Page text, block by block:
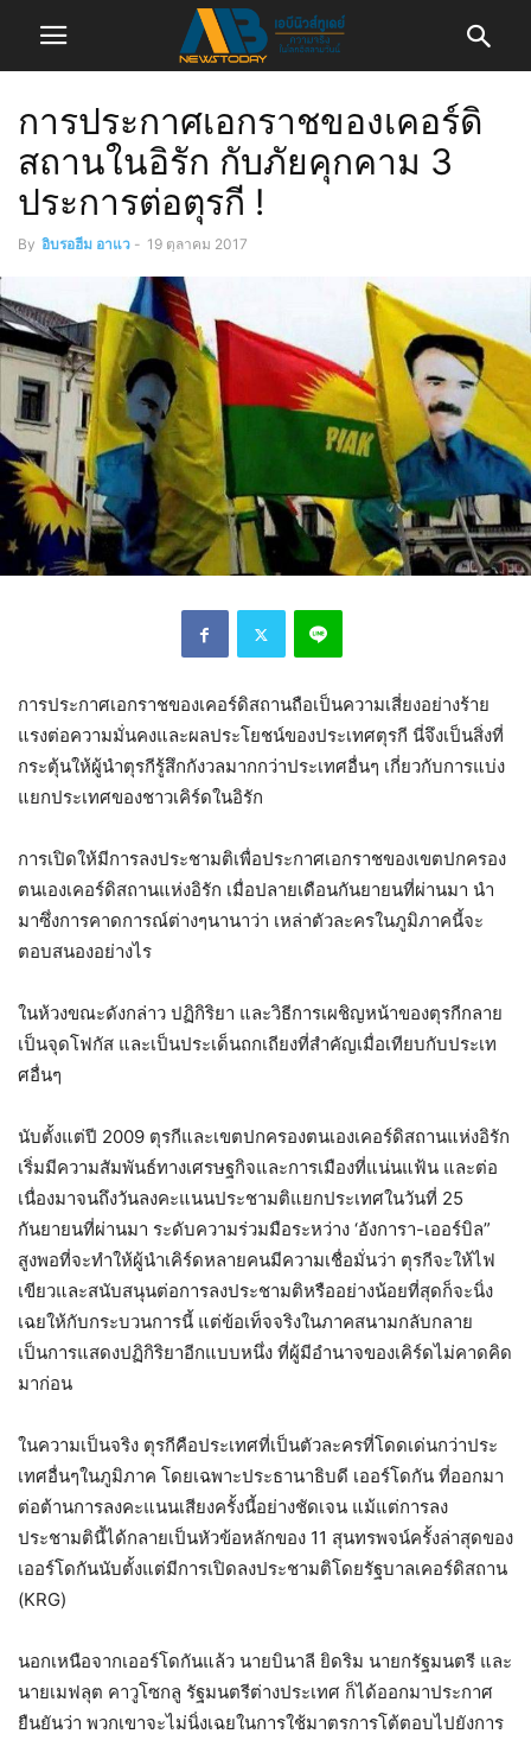
การประกาศเอกราชของเคอร์ดิ
สถานในอิรัก กับภัยคุกคาม 3
ประการต่อตุรกี !
By อิบรอฮีม อาแว - 19 ตุลาคม 2017
การประกาศเอกราชของเคอร์ดิสถานถือเป็นความเสี่ยงอย่างร้าย
แรงต่อความมั่นคงและผลประโยชน์ของประเทศตุรกี นี่จึงเป็นสิ่งที่
กระตุ้นให้ผู้นำตุรกีรู้สึกกังวลมากกว่าประเทศอื่นๆ เกี่ยวกับการแบ่ง
แยกประเทศของชาวเคิร์ดในอิรัก
การเปิดให้มีการลงประชามติเพื่อประกาศเอกราชของเขตปกครอง
ตนเองเคอร์ดิสถานแห่งอิรัก เมื่อปลายเดือนกันยายนที่ผ่านมา นำ
มาซึ่งการคาดการณ์ต่างๆนานาว่า เหล่าตัวละครในภูมิภาคนี้จะ
ตอบสนองอย่างไร
ในห้วงขณะดังกล่าว ปฏิกิริยา และวิธีการเผชิญหน้าของตุรกีกลาย
เป็นจุดโฟกัส และเป็นประเด็นถกเถียงที่สำคัญเมื่อเทียบกับประเท
ศอื่นๆ
นับตั้งแต่ปี 2009 ตุรกีและเขตปกครองตนเองเคอร์ดิสถานแห่งอิรัก
เริ่มมีความสัมพันธ์ทางเศรษฐกิจและการเมืองที่แน่นแฟ้น และต่อ
เนื่องมาจนถึงวันลงคะแนนประชามติแยกประเทศในวันที่ 25
กันยายนที่ผ่านมา ระดับความร่วมมือระหว่าง ‘อังการา-เออร์บิล”
สูงพอที่จะทำให้ผู้นำเคิร์ดหลายคนมีความเชื่อมั่นว่า ตุรกีจะให้ไฟ
เขียวและสนับสนุนต่อการลงประชามติหรืออย่างน้อยที่สุดก็จะนิ่ง
เฉยให้กับกระบวนการนี้ แต่ข้อเท็จจริงในภาคสนามกลับกลาย
เป็นการแสดงปฏิกิริยาอีกแบบหนึ่ง ที่ผู้มีอำนาจของเคิร์ดไม่คาดคิด
มาก่อน
ในความเป็นจริง ตุรกีคือประเทศที่เป็นตัวละครที่โดดเด่นกว่าประ
เทศอื่นๆในภูมิภาค โดยเฉพาะประธานาธิบดี เออร์โดกัน ที่ออกมา
ต่อต้านการลงคะแนนเสียงครั้งนี้อย่างชัดเจน แม้แต่การลง
ประชามตินี้ได้กลายเป็นหัวข้อหลักของ 11 สุนทรพจน์ครั้งล่าสุดของ
เออร์โดกันนับตั้งแต่มีการเปิดลงประชามติโดยรัฐบาลเคอร์ดิสถาน
(KRG)
นอกเหนือจากเออร์โดกันแล้ว นายบินาลี ยิดริม นายกรัฐมนตรี และ
นายเมฟลุต คาวูโซกลู รัฐมนตรีต่างประเทศ ก็ได้ออกมาประกาศ
ยืนยันว่า พวกเขาจะไม่นิ่งเฉยในการใช้มาตรการโต้ตอบไปยังการ